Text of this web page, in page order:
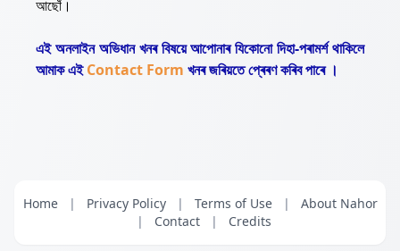
আছোঁ।
এই অনলাইন অভিধান খনৰ বিষয়ে আপোনাৰ যিকোনো দিহা-পৰামৰ্শ থাকিলে
আমাক এইContact Form খনৰ জৰিয়তে প্ৰেৰণ কৰিব পাৰে ।
Home | Privacy Policy | Terms of Use |
About Nahor
|
Contact | Credits